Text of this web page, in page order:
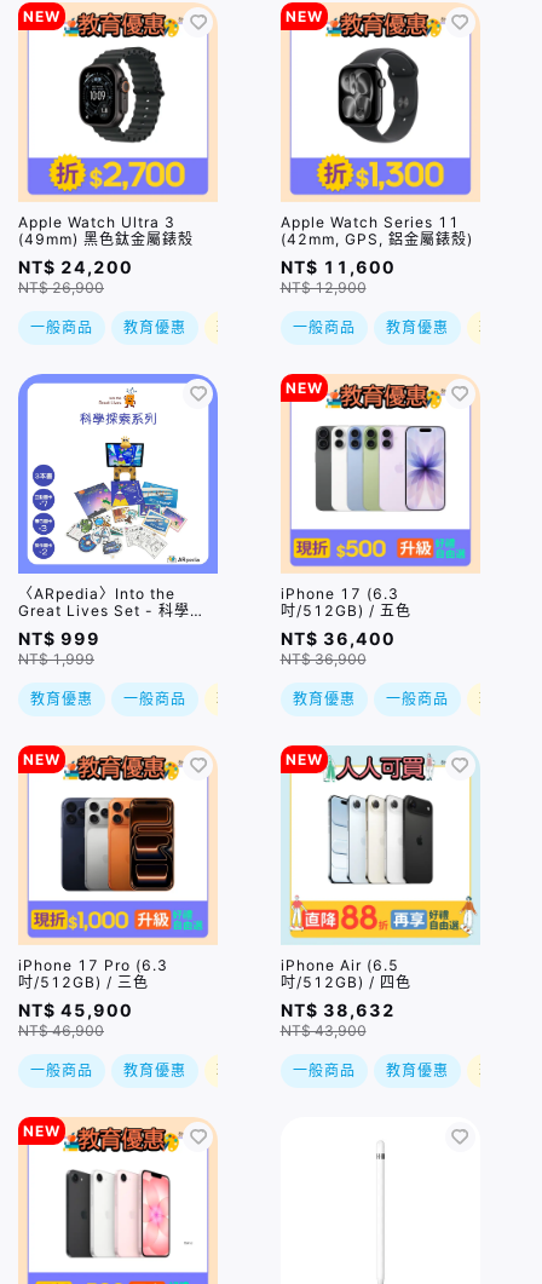
NEW
Apple Watch Ultra 3
(49mm) 黑色鈦金屬錶殼
NT$ 24,200
NT$ 26,900
一般商品 教育優惠 現折
NEW
Apple Watch Series 11
(42mm, GPS, 鋁金屬錶殼)
NT$ 11,600
NT$ 12,900
一般商品 教育優惠 現折
〈ARpedia〉Into the
Great Lives Set - 科學探
索系列
NT$ 999
NT$ 1,999
教育優惠 一般商品 現折
NEW
iPhone 17 (6.3
吋/512GB) / 五色
NT$ 36,400
NT$ 36,900
教育優惠 一般商品 現折
NEW
iPhone 17 Pro (6.3
吋/512GB) / 三色
NT$ 45,900
NT$ 46,900
一般商品 教育優惠 現折
NEW
iPhone Air (6.5
吋/512GB) / 四色
NT$ 38,632
NT$ 43,900
一般商品 教育優惠 現折
NEW